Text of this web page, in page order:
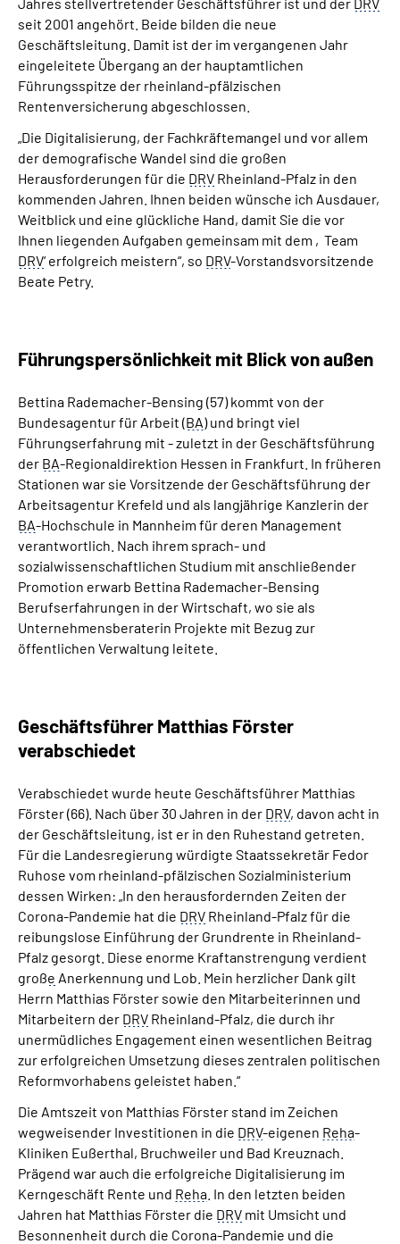
seit 2001 angehört. Beide bilden die neue
Geschäftsleitung. Damit ist der im vergangenen Jahr
eingeleitete Übergang an der hauptamtlichen
Führungsspitze der rheinland-pfälzischen
Rentenversicherung abgeschlossen.
„Die Digitalisierung, der Fachkräftemangel und vor allem
der demografische Wandel sind die großen
Herausforderungen für die DRV Rheinland-Pfalz in den
kommenden Jahren. Ihnen beiden wünsche ich Ausdauer,
Weitblick und eine glückliche Hand, damit Sie die vor
Ihnen liegenden Aufgaben gemeinsam mit dem ‚ Team
DRV‘ erfolgreich meistern“, so DRV-Vorstandsvorsitzende
Beate Petry.
Führungspersönlichkeit mit Blick von außen
Bettina Rademacher-Bensing (57) kommt von der
Bundesagentur für Arbeit (BA) und bringt viel
Führungserfahrung mit - zuletzt in der Geschäftsführung
der BA-Regionaldirektion Hessen in Frankfurt. In früheren
Stationen war sie Vorsitzende der Geschäftsführung der
Arbeitsagentur Krefeld und als langjährige Kanzlerin der
BA-Hochschule in Mannheim für deren Management
verantwortlich. Nach ihrem sprach- und
sozialwissenschaftlichen Studium mit anschließender
Promotion erwarb Bettina Rademacher-Bensing
Berufserfahrungen in der Wirtschaft, wo sie als
Unternehmensberaterin Projekte mit Bezug zur
öffentlichen Verwaltung leitete.
Geschäftsführer Matthias Förster
verabschiedet
Verabschiedet wurde heute Geschäftsführer Matthias
Förster (66). Nach über 30 Jahren in der DRV, davon acht in
der Geschäftsleitung, ist er in den Ruhestand getreten.
Für die Landesregierung würdigte Staatssekretär Fedor
Ruhose vom rheinland-pfälzischen Sozialministerium
dessen Wirken: „In den herausfordernden Zeiten der
Corona-Pandemie hat die DRV Rheinland-Pfalz für die
reibungslose Einführung der Grundrente in Rheinland-
Pfalz gesorgt. Diese enorme Kraftanstrengung verdient
große Anerkennung und Lob. Mein herzlicher Dank gilt
Herrn Matthias Förster sowie den Mitarbeiterinnen und
Mitarbeitern der DRV Rheinland-Pfalz, die durch ihr
unermüdliches Engagement einen wesentlichen Beitrag
zur erfolgreichen Umsetzung dieses zentralen politischen
Reformvorhabens geleistet haben.“
Die Amtszeit von Matthias Förster stand im Zeichen
wegweisender Investitionen in die DRV-eigenen Reha-
Kliniken Eußerthal, Bruchweiler und Bad Kreuznach.
Prägend war auch die erfolgreiche Digitalisierung im
Kerngeschäft Rente und Reha . In den letzten beiden
Jahren hat Matthias Förster die DRV mit Umsicht und
Besonnenheit durch die Corona-Pandemie und die